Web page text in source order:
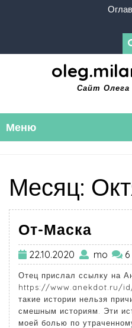
Сайт
Меню
Месяц:
От-Маска
22.10.2020 mo
Отец прислал ссылку на
https://www.anekdot.ru/id/
такие истории нельзя
смешным историям. Эти
моей болью по